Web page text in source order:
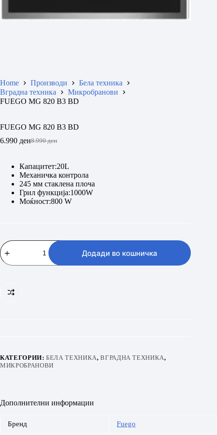
Home Производи
Бела техника
Вградна техника
Микробранови
FUEGO MG 820 B3 BD
FUEGO MG 820 B3 BD
8.990ден
Original
8.990 ден.
6.990 денCurrent
6.990 ден.
Капацитет:20L
Механичка контрола
245 мм стаклена плоча
Грил функција:1000W
Моќност:800 W
FUEGO
MG
820
Додади во кошничка
КАТЕГОРИИ:БЕЛА ТЕХНИКА,ВГРАДНА ТЕХНИКА,
МИКРОБРАНОВИ
Дополнителни информации
Бренд Fuego